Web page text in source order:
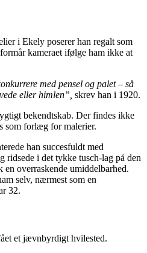
i Ekely poserer han regalt som
kameraet ifølge ham ikke at
med pensel og palet – så
eller himlen”, skrev han i 1920.
bekendtskab. Der findes ikke
som forlæg for malerier.
han succesfuldt med
ridsede i det tykke tusch-lag på den
en overraskende umiddelbarhed.
selv, nærmest som en
32.
et jævnbyrdigt hvilested.